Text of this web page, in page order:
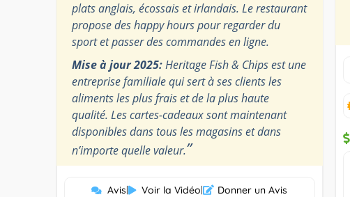
plats anglais, écossais et irlandais. Le restaurant
propose des happy hours pour regarder du
sport et passer des commandes en ligne.
Mise à jour 2025:Heritage Fish & Chips est une
entreprise familiale qui sert à ses clients les
aliments les plus frais et de la plus haute
qualité. Les cartes-cadeaux sont maintenant
disponibles dans tous les magasins et dans
n’importe quelle valeur.”
Avis| Voir la Vidéo| Donner un Avis